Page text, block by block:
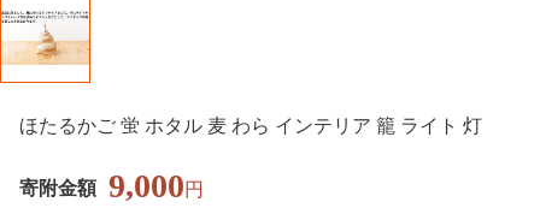
ほたるかご 蛍 ホタル 麦 わら インテリア 籠 ライト 灯
寄附金額 9,000円